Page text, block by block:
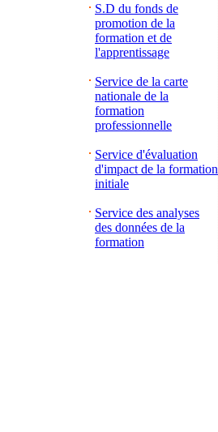
S.D du fonds de
promotion de la
formation et de
l'apprentissage
Service de la carte
nationale de la
formation
professionnelle
Service d'évaluation
d'impact de la formation
initiale
Service des analyses
des données de la
formation